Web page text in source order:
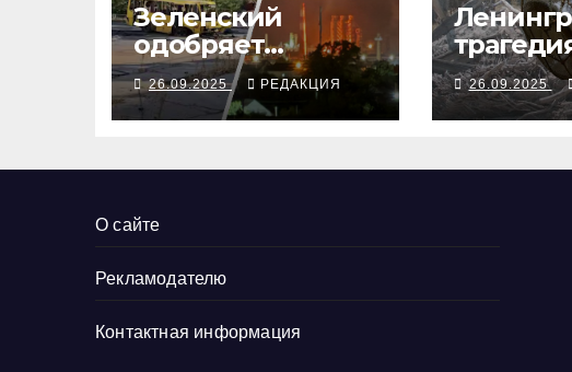
Зеленский
одобряет
выступления
Трампа, ВСУ
закрыли
26.09.2025 РЕДАКЦИЯ
серия
26.09.2025
О сайте
Рекламодателю
Контактная информация